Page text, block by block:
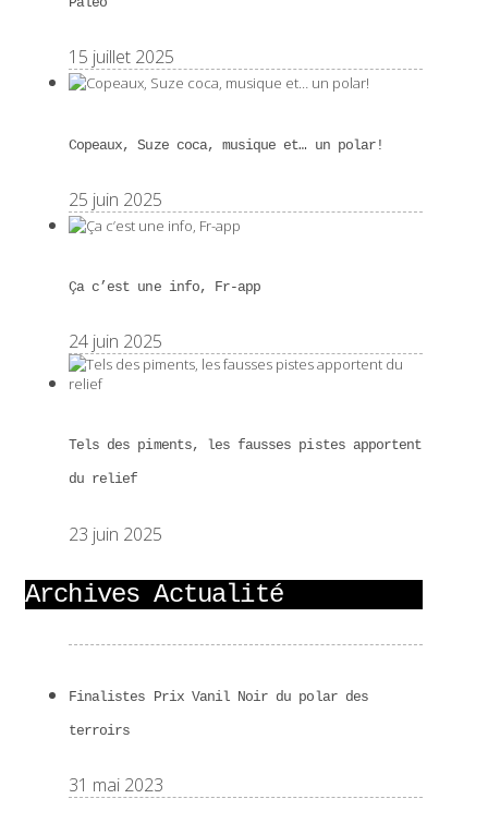
15 juillet 2025
Copeaux, Suze coca, musique et… un polar!
25 juin 2025
Ça c’est une info, Fr-app
24 juin 2025
Tels des piments, les fausses pistes apportent
du relief
23 juin 2025
Archives Actualité
Finalistes Prix Vanil Noir du polar des
terroirs
31 mai 2023